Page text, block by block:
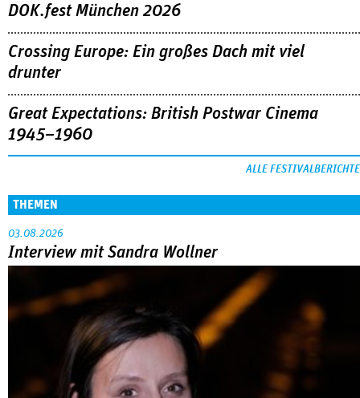
DOK.fest München 2026
Crossing Europe: Ein großes Dach mit viel
drunter
Great Expectations: British Postwar Cinema
1945–1960
ALLE FESTIVALBERICHTE
THEMEN
03.08.2026
Interview mit Sandra Wollner